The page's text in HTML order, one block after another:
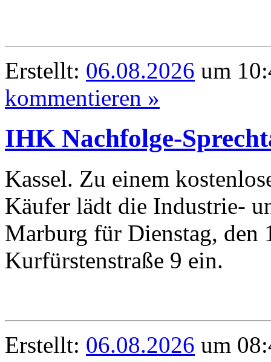
Erstellt: 06.08.2026 um
kommentieren »
IHK Nachfolge-
Kassel. Zu einem
Käufer lädt die Industrie-
Marburg für Dienstag, den
Kurfürstenstraße 9 ein.
Erstellt: 06.08.2026 um